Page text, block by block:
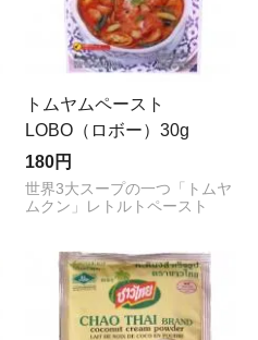
トムヤムペースト
LOBO（ロボー）30g
180円
世界3大スープの一つ「トムヤ
ムクン」レトルトペースト